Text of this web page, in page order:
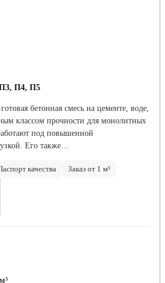
П4, П5
бетонная смесь на цементе, воде,
классом прочности для монолитных
под повышенной
Его также…
качества Заказ от 1 м³